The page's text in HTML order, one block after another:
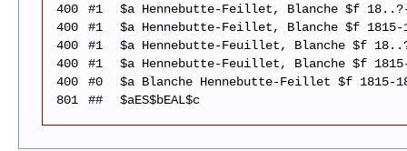
400
#1
$a Hennebutte-Feillet, Blanche $f
400
#1
$a Hennebutte-Feillet, Blanche $f 1815-
400
#1
$a Hennebutte-Feuillet, Blanche $f
400
#1
$a Hennebutte-Feuillet, Blanche $f
400
#0
$a Blanche Hennebutte-Feillet $f 1815-
801
## $aES$bEAL$c